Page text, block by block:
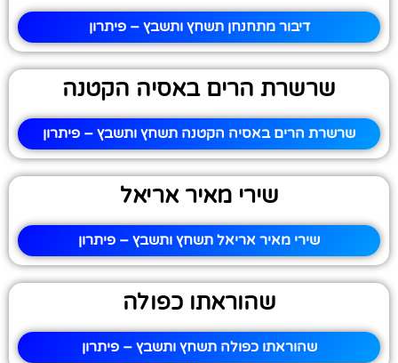
דיבור מתחנחן תשחץ ותשבץ – פיתרון
שרשרת הרים באסיה הקטנה
שרשרת הרים באסיה הקטנה תשחץ ותשבץ – פיתרון
שירי מאיר אריאל
שירי מאיר אריאל תשחץ ותשבץ – פיתרון
שהוראתו כפולה
שהוראתו כפולה תשחץ ותשבץ – פיתרון